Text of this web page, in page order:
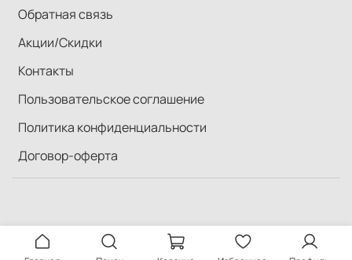
Обратная связь
Акции/Скидки
Контакты
Пользовательское соглашение
Политика конфиденциальности
Договор-оферта